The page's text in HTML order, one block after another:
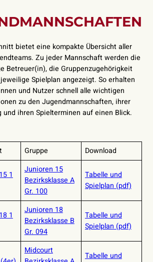
bietet eine kompakte Übersicht aller
Zu jeder Mannschaft werden die
Betreuer(in), die Gruppenzugehörigkeit
Spielplan angezeigt. So erhalten
und Nutzer schnell alle wichtigen
zu den Jugendmannschaften, ihrer
und ihren Spielterminen auf einen Blick.
Gruppe Download
1
Junioren 15
Bezirksklasse A
Gr. 100
Tabelle und
Spielplan (pdf)
1
Junioren 18
Bezirksklasse B
Gr. 094
Tabelle und
Spielplan (pdf)
Midcourt
Tabelle und